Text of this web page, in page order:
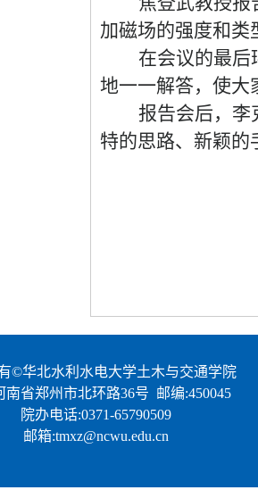
加磁场的强度和类
在会议的最后
地一一解答，使大
报告会后， 李
特的思路、新颖的
©华北水利水电大学土木与交通学院
南省郑州市北环路36号 邮编:450045
院办电话:0371-65790509
邮箱:tmxz@ncwu.edu.cn